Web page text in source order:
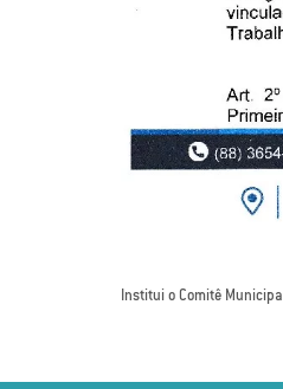
Institui o Comitê